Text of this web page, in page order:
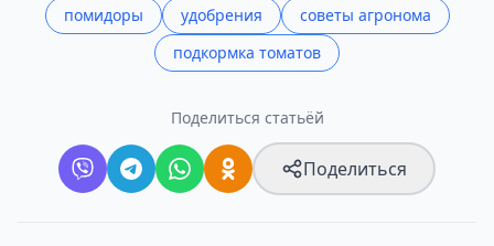
помидоры удобрения
советы агронома
подкормка томатов
Поделиться статьёй
Поделиться